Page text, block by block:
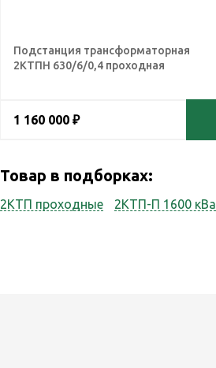
Подстанция трансформаторная
2КТПН 630/6/0,4 проходная
1 160 000 ₽
Товар в подборках:
2КТП проходные 2КТП-П 1600 кВа